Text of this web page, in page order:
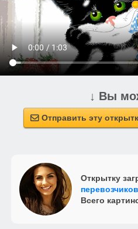
↓ Вы
 Отправить эту
Открытку
Всего